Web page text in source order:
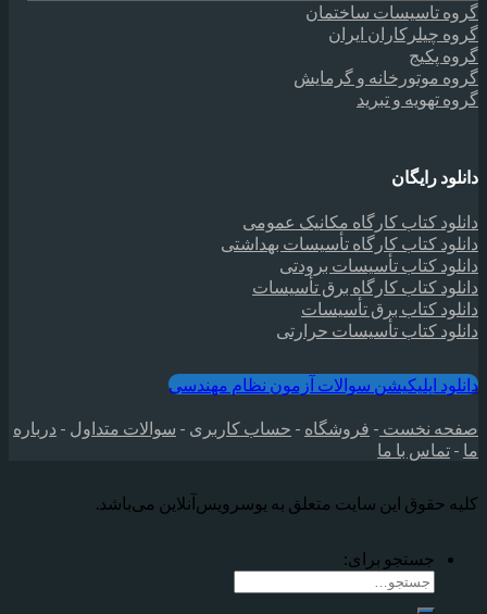
گروه تاسیسات ساختمان
گروه چیلرکاران ایران
گروه پکیج
گروه موتورخانه و گرمایش
گروه تهویه و تبرید
دانلود رایگان
دانلود کتاب کارگاه مکانیک عمومی
دانلود کتاب کارگاه تأسیسات بهداشتی
دانلود کتاب تأسیسات برودتی
دانلود کتاب کارگاه برق تأسیسات
دانلود کتاب برق تأسیسات
دانلود کتاب تأسیسات حرارتی
دانلود اپلیکیشن سوالات آزمون نظام مهندسی
صفحه نخست - فروشگاه - حساب کاربری - سوالات متداول - درباره
ما - تماس با ما
کلیه حقوق این سایت متعلق به یوسرویس‌آنلاین می‌‌باشد.
جستجو برای: